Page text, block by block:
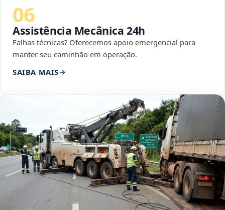
06
Assistência Mecânica 24h
Falhas técnicas? Oferecemos apoio emergencial para
manter seu caminhão em operação.
SAIBA MAIS